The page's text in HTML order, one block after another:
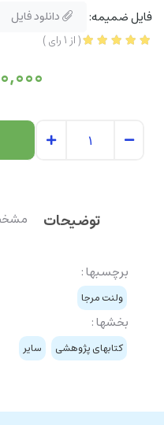
فایل ضمیمه: دانلود فایل
(از1رای)
توضیحات
برچسبها :
ولنت مرجا
بخشها :
کتابهای پژوهشی سایر